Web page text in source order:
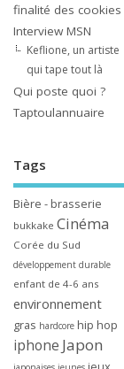
finalité des cookies
Interview MSN
Keflione, un artiste
qui tape tout là
Qui poste quoi ?
Taptoulannuaire
Tags
Bière - brasserie
bukkake Cinéma
Corée du Sud
développement durable
enfant de 4-6 ans
environnement
gras hardcore hip hop
iphone Japon